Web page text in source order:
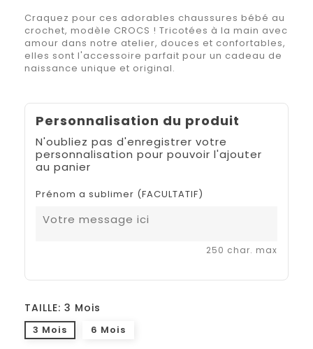
Craquez pour ces adorables chaussures bébé au
crochet, modèle CROCS ! Tricotées à la main avec
amour dans notre atelier, douces et confortables,
elles sont l'accessoire parfait pour un cadeau de
naissance unique et original.
Personnalisation du produit
N'oubliez pas d'enregistrer votre
personnalisation pour pouvoir l'ajouter
au panier
Prénom a sublimer (FACULTATIF)
250 char. max
TAILLE: 3 Mois
3 Mois 6 Mois